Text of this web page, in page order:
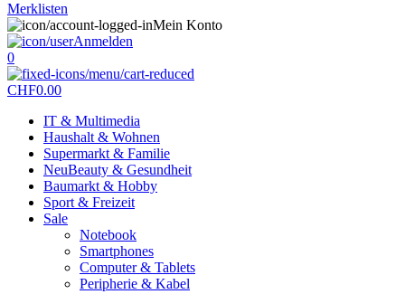
Merklisten
Mein Konto
Anmelden
0
CHF0.00
IT & Multimedia
Haushalt & Wohnen
Supermarkt & Familie
NeuBeauty & Gesundheit
Baumarkt & Hobby
Sport & Freizeit
Sale
Notebook
Smartphones
Computer & Tablets
Peripherie & Kabel